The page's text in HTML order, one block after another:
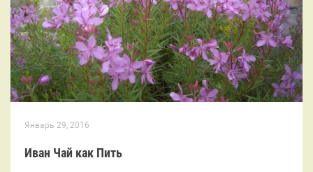
Январь 29, 2016
Иван Чай как Пить